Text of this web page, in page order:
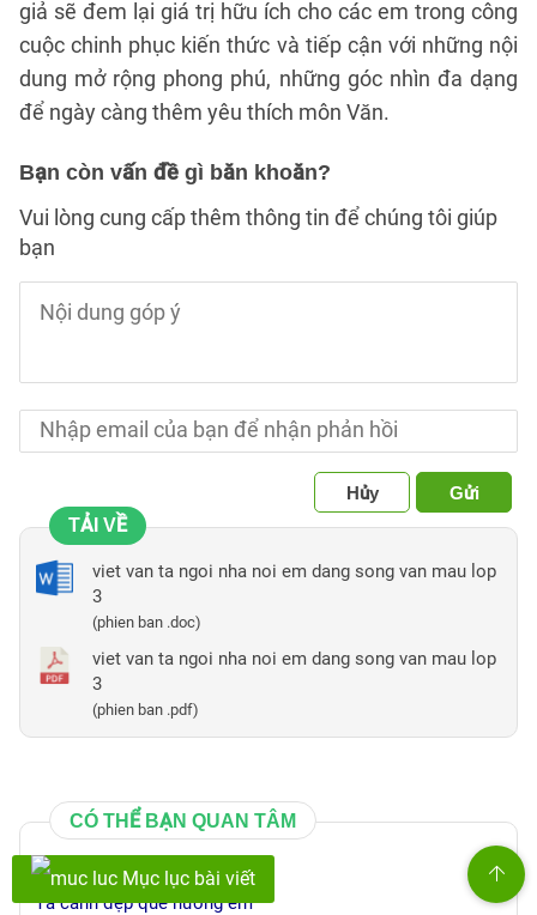
giả sẽ đem lại giá trị hữu ích cho các em trong công
cuộc chinh phục kiến thức và tiếp cận với những nội
dung mở rộng phong phú, những góc nhìn đa dạng
để ngày càng thêm yêu thích môn Văn.
Bạn còn vấn đề gì băn khoăn?
Vui lòng cung cấp thêm thông tin để chúng tôi giúp
bạn
Hủy
Gửi
TẢI VỀ
viet van ta ngoi nha noi em dang song van mau lop
3
(phien ban .doc)
viet van ta ngoi nha noi em dang song van mau lop
3
(phien ban .pdf)
Mục lục bài viết
CÓ THỂ BẠN QUAN TÂM
Tả bố em
Tả cảnh đẹp quê hương em